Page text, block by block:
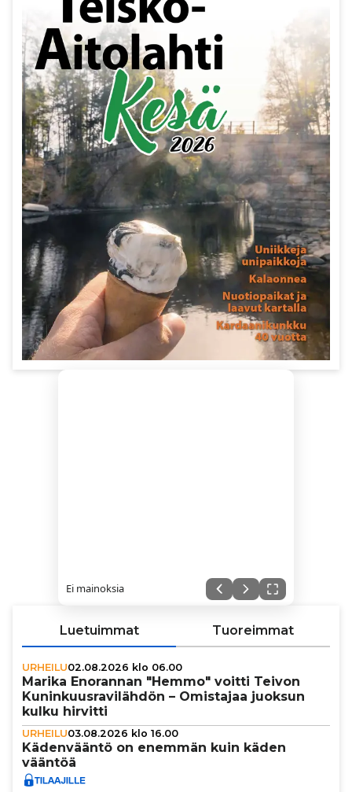
Ei mainoksia
Luetuimmat Tuoreimmat
URHEILU02.08.2026 klo 06.00
Marika Enorannan "Hemmo" voitti Teivon
Kunin­kuus­ra­vi­läh­dön – Omistajaa juoksun
kulku hirvitti
URHEILU03.08.2026 klo 16.00
Käden­vääntö on enemmän kuin käden
vääntöä